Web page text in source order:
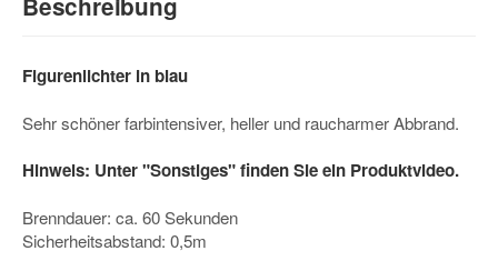
Figurenlichter in blau
Sehr schöner farbintensiver, heller und raucharmer Abbrand.
Hinweis: Unter "Sonstiges" finden Sie ein Produktvideo.
Brenndauer: ca. 60 Sekunden
Sicherheitsabstand: 0,5m